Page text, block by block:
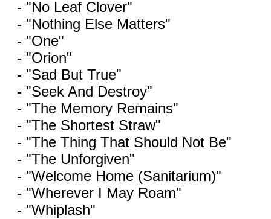
- "No Leaf Clover"
- "Nothing Else Matters"
- "One"
- "Orion"
- "Sad But True"
- "Seek And Destroy"
- "The Memory Remains"
- "The Shortest Straw"
- "The Thing That Should Not Be"
- "The Unforgiven"
- "Welcome Home (Sanitarium)"
- "Wherever I May Roam"
- "Whiplash"